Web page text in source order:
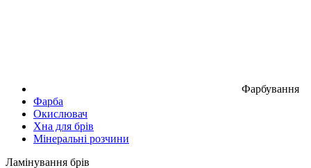
Фарбування
Фарба
Окислювач
Хна для брів
Мінеральні розчини
Ламінування брів